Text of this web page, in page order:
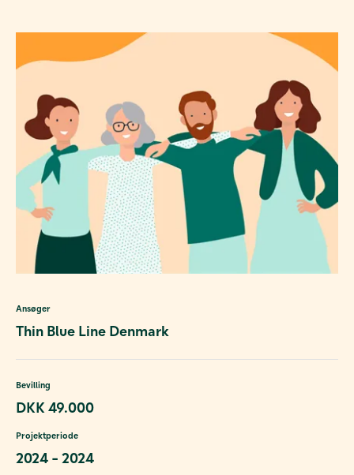
Ansøger
Thin Blue Line Denmark
Bevilling
DKK 49.000
Projektperiode
2024 - 2024